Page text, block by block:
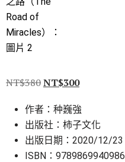
NT$380NT$300
作者：种巍強
出版社：柿子文化
出版日期：2020/12/23
ISBN：9789869940986